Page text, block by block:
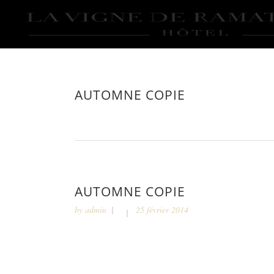
AUTOMNE COPIE
AUTOMNE COPIE
by admin 25 février 2014